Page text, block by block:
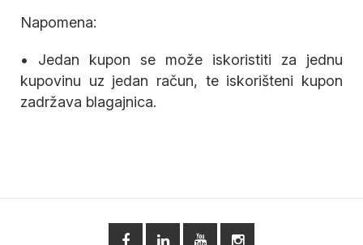
Napomena:
• Jedan kupon se može iskoristiti za jednu
kupovinu uz jedan račun, te iskorišteni kupon
zadržava blagajnica.